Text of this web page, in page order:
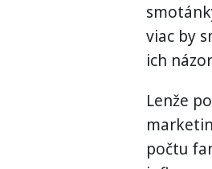
viac by
ich
Lenže
počtu